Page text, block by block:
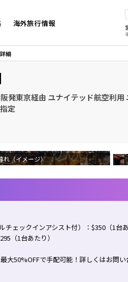
海外旅行情報
細
発東京経由 ユナイテッド航空利用
定
れ（イメージ）
ェックインアシスト付）：$350（1台あ
（1台あたり）
50%OFFで手配可能！詳しくはお問い